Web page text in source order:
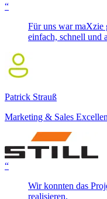
“
Für uns war maXzie
einfach, schnell und
Patrick Strauß
Marketing & Sales
“
Wir konnten das
realisieren.